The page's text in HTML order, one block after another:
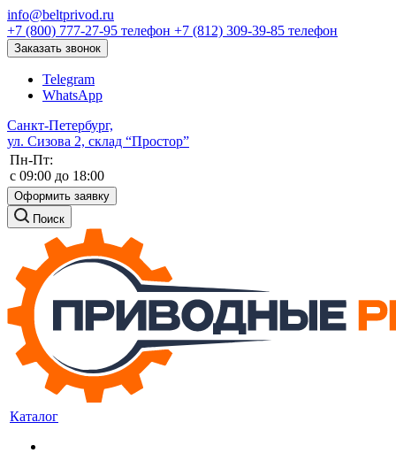
info@beltprivod.ru
+7 (800) 777-27-95 телефон +7 (812) 309-39-85 телефон
Заказать звонок
Telegram
WhatsApp
Санкт-Петербург,
ул. Сизова 2, склад “Простор”
Пн-Пт:
c 09:00 до 18:00
Оформить заявку
Поиск
Каталог